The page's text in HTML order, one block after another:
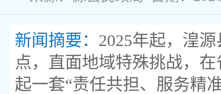
新闻摘要： 2025年起，湟
点，直面地域特殊挑战，
起一套“责任共担、服务精